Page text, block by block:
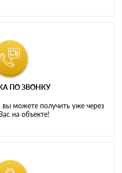
ПО ЗВОНКУ
вы можете получить уже через
на объекте!